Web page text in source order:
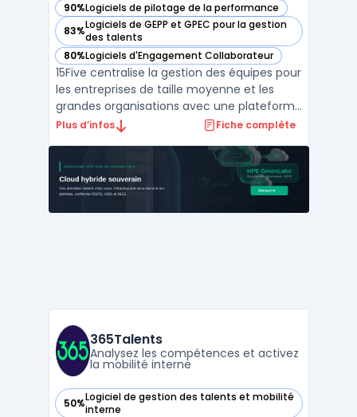
90%Logiciels de pilotage de la performance
— voir 15Five dans cette catégorie
83%Logiciels de GEPP et GPEC pour la gestion
des talents
— voir 15Five dans cette catégorie
80%Logiciels d'Engagement Collaborateur
— voir 15Five dans cette catégorie
15Five centralise la gestion des équipes pour
les entreprises de taille moyenne et les
grandes organisations avec une plateforme
orientée performance management. Ce
pilotage RH en unifiant les revues de
performance, les enquêtes d’engagement
et la gestion de l ...
Plus d’infos Fiche complète
365Talents
Analysez les compétences et activez
la mobilité interne
50%Logiciel de gestion des talents et mobilité
interne
— voir 365Talents dans cette catégorie